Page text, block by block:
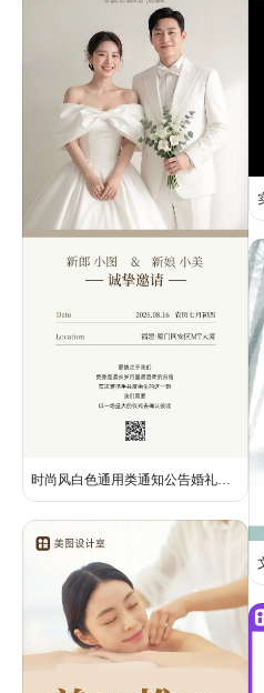
时尚风白色通用类通知公告婚礼邀请函长图海报